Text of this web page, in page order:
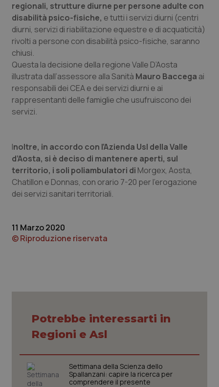
Basilicata
Calabria
Campania
Emilia-Romagna
Friuli Venezia Giulia
Lazio
Liguria
Lombardia
Molise
Provincia Autonoma di Bolzano
Provincia Autonoma di Trento
Sardegna
Artrite & artrosi
Asma & BPCO
Car-T
Colesterolo & coronaropatie
Dermatite Atopica
Diabete & glucometri
Disturbi dell’umore
Dolore
Epatiti
Infezioni & Febbre
Ipertensione & Scompenso
Malattia di Crohn & Rettocolite Ulcerosa
QS Club Newsletter
regionali, strutture diurne per persone adulte con
disabilità psico-fisiche, e tutti i servizi diurni (centri
diurni, servizi di riabilitazione equestre e di acquaticità)
rivolti a persone con disabilità psico-fisiche, saranno
chiusi.
Questa la decisione della regione Valle D’Aosta
illustrata dall’assessore alla Sanità Mauro Baccega ai
responsabili dei CEA e dei servizi diurni e ai
rappresentanti delle famiglie che usufruiscono dei
servizi.
Inoltre, in accordo con l’Azienda Usl della Valle
d’Aosta, si è deciso di mantenere aperti, sul
territorio, i soli poliambulatori di Morgex, Aosta,
Chatillon e Donnas, con orario 7-20 per l’erogazione
dei servizi sanitari territoriali.
11 Marzo 2020
© Riproduzione riservata
Potrebbe interessarti in
Regioni e Asl
Settimana della Scienza dello
Spallanzani: capire la ricerca per
comprendere il presente